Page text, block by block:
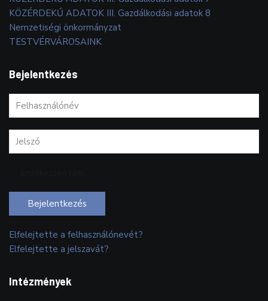
KÖZÉRDEKŰ ADATOK III. Gazdálkodási adatok 8
Nemzetiségi önkormányzat
TESTVÉRVÁROSAINK
Bejelentkezés
Bejelentkezés
Elfelejtette a felhasználónevét?
Elfelejtette a jelszavát?
Intézmények